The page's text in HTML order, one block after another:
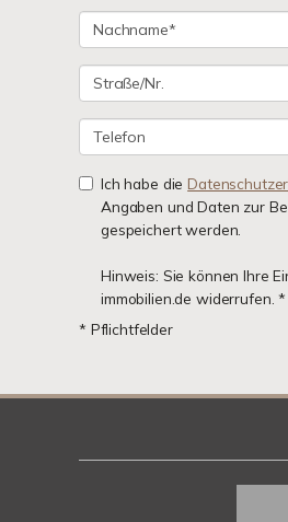
Ich habe die
Angaben und Daten zur
gespeichert werden.
Hinweis: Sie können Ihre
immobilien.de widerrufen. *
* Pflichtfelder